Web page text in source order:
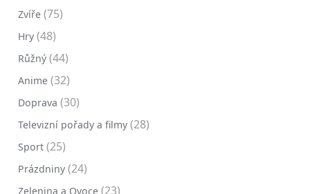
Zvíře (75)
Hry (48)
Růžný (44)
Anime (32)
Doprava (30)
Televizní pořady a filmy (28)
Sport (25)
Prázdniny (24)
Zelenina a Ovoce (23)